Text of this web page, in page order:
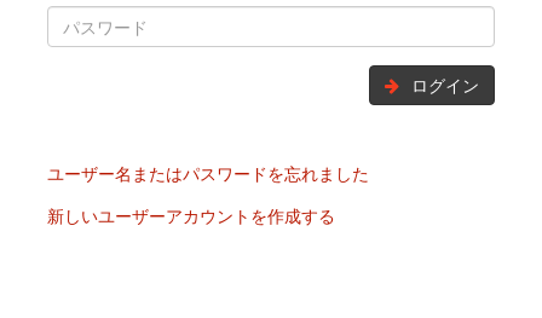
ログイン
ユーザー名またはパスワードを忘れました
新しいユーザーアカウントを作成する